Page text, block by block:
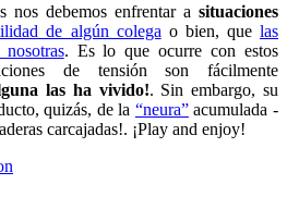
nos debemos enfrentar a situaciones
de algún colega o bien, quelas
. Es lo que ocurre con estos
de tensión son fácilmente
las ha vivido!. Sin embargo, su
quizás, de la “neura”acumulada -
carcajadas!. ¡Play and enjoy!